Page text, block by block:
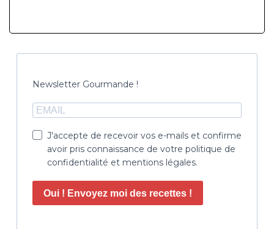
Newsletter Gourmande !
J'accepte de recevoir vos e-mails et confirme
avoir pris connaissance de votre politique de
confidentialité et mentions légales.
Oui ! Envoyez moi des recettes !